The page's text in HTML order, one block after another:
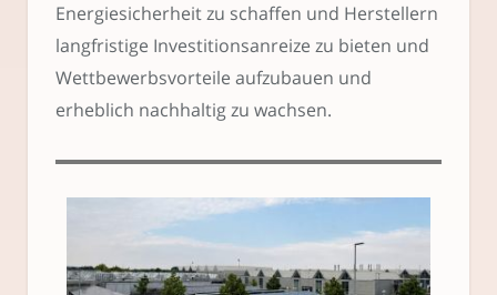
Energiesicherheit zu schaffen und Herstellern
langfristige Investitionsanreize zu bieten und
Wettbewerbsvorteile aufzubauen und
erheblich nachhaltig zu wachsen.